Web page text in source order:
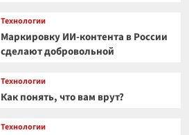
Технологии
Маркировку ИИ-контента в России
сделают добровольной
Технологии
Как понять, что вам врут?
Технологии